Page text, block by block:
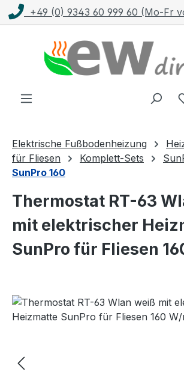
Zum Hauptinhalt springen
(0) 9343 60 999 60 (Mo-Fr von 10
Elektrische Fußbodenheizung
für Fliesen
Komplett-Sets
SunPro 160
Thermostat RT-63
mit elektrischer
SunPro für Fliesen
Bildergalerie überspringen